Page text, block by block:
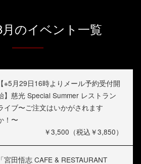
のイベント一覧
【※5月29日16時よりメール予約受付開
】慈光 Special Summer レストラン
イブ〜ご注文はいかがされます
！〜
￥3,500（税込￥3,850）
「宮田悟志 CAFE & RESTAURANT